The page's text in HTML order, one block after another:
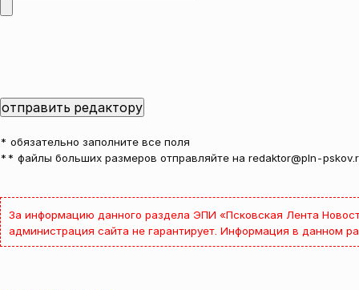
* обязательно заполните все поля
** файлы больших размеров отправляйте на redaktor@pln-
За информацию данного раздела ЭПИ «Псковская Лента
администрация сайта не гарантирует. Информация в данном